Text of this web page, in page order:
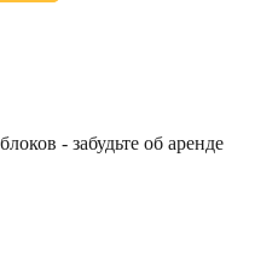
- забудьте об аренде